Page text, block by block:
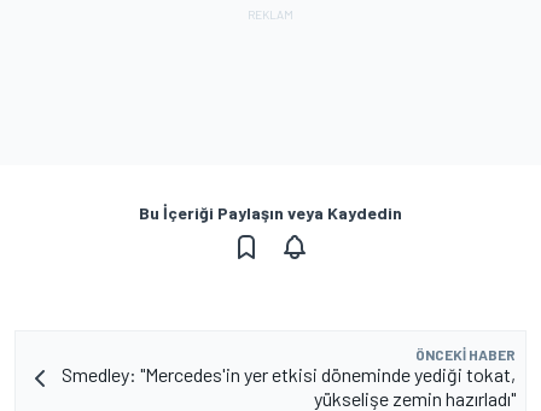
Bu İçeriği Paylaşın veya Kaydedin
ÖNCEKI HABER
Smedley: "Mercedes'in yer etkisi döneminde yediği tokat,
yükselişe zemin hazırladı"